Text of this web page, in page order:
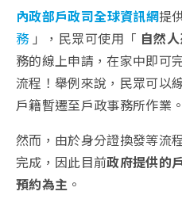
內政部戶政司全球資訊網提
務 」，民眾可使用「 自然
務的線上申請，在家中即可
流程！舉例來說，民眾可以
戶籍暫遷至戶政事務所作業。
然而，由於身分證換發等流
完成，因此目前政府提供的
預約為主 。